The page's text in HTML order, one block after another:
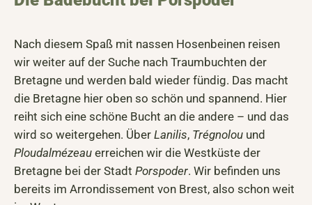
Nach diesem Spaß mit nassen Hosenbeinen reisen
wir weiter auf der Suche nach Traumbuchten der
Bretagne und werden bald wieder fündig. Das macht
die Bretagne hier oben so schön und spannend. Hier
reiht sich eine schöne Bucht an die andere – und das
wird so weitergehen. Über Lanilis, Trégnolou und
Ploudalmézeau erreichen wir die Westküste der
Bretagne bei der Stadt Porspoder. Wir befinden uns
bereits im Arrondissement von Brest, also schon weit